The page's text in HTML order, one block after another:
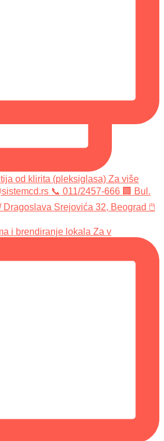
i brendiranje lokala Za v